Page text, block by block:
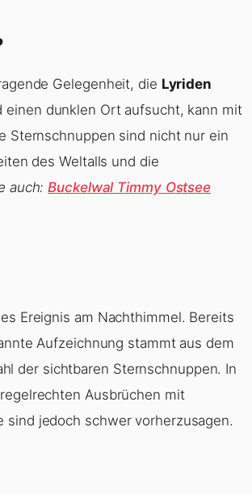
Gelegenheit, die Lyriden
dunklen Ort aufsucht, kann mit
Sternschnuppen sind nicht nur ein
des Weltalls und die
auch:Buckelwal Timmy Ostsee
Ereignis am Nachthimmel. Bereits
Aufzeichnung stammt aus dem
der sichtbaren Sternschnuppen. In
Ausbrüchen mit
jedoch schwer vorherzusagen.